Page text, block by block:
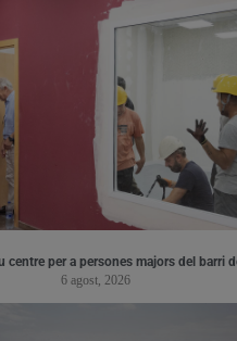
centre per a persones majors del barri
6 agost, 2026